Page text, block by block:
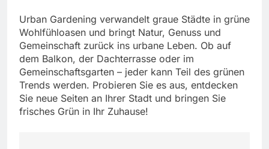
Urban Gardening verwandelt graue Städte in grüne
Wohlfühloasen und bringt Natur, Genuss und
Gemeinschaft zurück ins urbane Leben. Ob auf
dem Balkon, der Dachterrasse oder im
Gemeinschaftsgarten – jeder kann Teil des grünen
Trends werden. Probieren Sie es aus, entdecken
Sie neue Seiten an Ihrer Stadt und bringen Sie
frisches Grün in Ihr Zuhause!